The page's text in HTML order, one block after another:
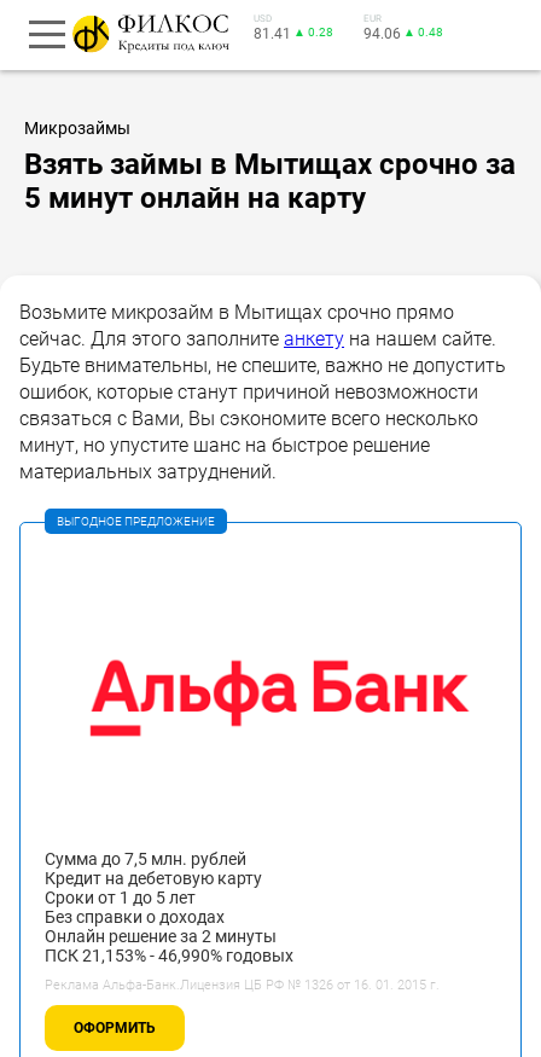
USD
81.41 ▲ 0.28
EUR
94.06 ▲ 0.48
Микрозаймы
Взять займы в Мытищах срочно за
5 минут онлайн на карту
Возьмите микрозайм в Мытищах срочно прямо
сейчас. Для этого заполните анкету на нашем сайте.
Будьте внимательны, не спешите, важно не допустить
ошибок, которые станут причиной невозможности
связаться с Вами, Вы сэкономите всего несколько
минут, но упустите шанс на быстрое решение
материальных затруднений.
ВЫГОДНОЕ ПРЕДЛОЖЕНИЕ
Сумма до 7,5 млн. рублей
Кредит на дебетовую карту
Сроки от 1 до 5 лет
Без справки о доходах
Онлайн решение за 2 минуты
ПСК 21,153% - 46,990% годовых
Реклама Альфа-Банк.Лицензия ЦБ РФ № 1326 от 16. 01. 2015 г.
ОФОРМИТЬ